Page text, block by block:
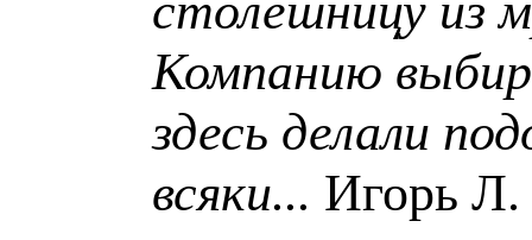
Компанию
здесь делали
всяки... Игорь Л.